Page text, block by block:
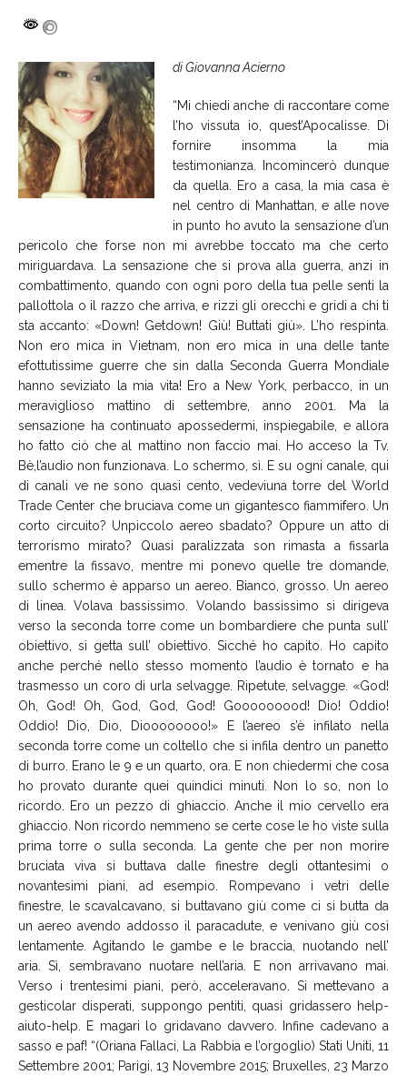
di Giovanna Acierno
“Mi chiedi anche di raccontare come
l’ho vissuta io, quest’Apocalisse. Di
fornire insomma la mia
testimonianza. Incomincerò dunque
da quella. Ero a casa, la mia casa è
nel centro di Manhattan, e alle nove
in punto ho avuto la sensazione d’un
pericolo che forse non mi avrebbe toccato ma che certo
miriguardava. La sensazione che si prova alla guerra, anzi in
combattimento, quando con ogni poro della tua pelle senti la
pallottola o il razzo che arriva, e rizzi gli orecchi e gridi a chi ti
sta accanto: «Down! Getdown! Giù! Buttati giù». L’ho respinta.
Non ero mica in Vietnam, non ero mica in una delle tante
efottutissime guerre che sin dalla Seconda Guerra Mondiale
hanno seviziato la mia vita! Ero a New York, perbacco, in un
meraviglioso mattino di settembre, anno 2001. Ma la
sensazione ha continuato apossedermi, inspiegabile, e allora
ho fatto ciò che al mattino non faccio mai. Ho acceso la Tv.
Bè,l’audio non funzionava. Lo schermo, sì. E su ogni canale, qui
di canali ve ne sono quasi cento, vedeviuna torre del World
Trade Center che bruciava come un gigantesco fiammifero. Un
corto circuito? Unpiccolo aereo sbadato? Oppure un atto di
terrorismo mirato? Quasi paralizzata son rimasta a fissarla
ementre la fissavo, mentre mi ponevo quelle tre domande,
sullo schermo è apparso un aereo. Bianco, grosso. Un aereo
di linea. Volava bassissimo. Volando bassissimo si dirigeva
verso la seconda torre come un bombardiere che punta sull’
obiettivo, si getta sull’ obiettivo. Sicché ho capito. Ho capito
anche perché nello stesso momento l’audio è tornato e ha
trasmesso un coro di urla selvagge. Ripetute, selvagge. «God!
Oh, God! Oh, God, God, God! Gooooooood! Dio! Oddio!
Oddio! Dio, Dio, Dioooooooo!» E l’aereo s’è infilato nella
seconda torre come un coltello che si infila dentro un panetto
di burro. Erano le 9 e un quarto, ora. E non chiedermi che cosa
ho provato durante quei quindici minuti. Non lo so, non lo
ricordo. Ero un pezzo di ghiaccio. Anche il mio cervello era
ghiaccio. Non ricordo nemmeno se certe cose le ho viste sulla
prima torre o sulla seconda. La gente che per non morire
bruciata viva si buttava dalle finestre degli ottantesimi o
novantesimi piani, ad esempio. Rompevano i vetri delle
finestre, le scavalcavano, si buttavano giù come ci si butta da
un aereo avendo addosso il paracadute, e venivano giù così
lentamente. Agitando le gambe e le braccia, nuotando nell’
aria. Sì, sembravano nuotare nell’aria. E non arrivavano mai.
Verso i trentesimi piani, però, acceleravano. Si mettevano a
gesticolar disperati, suppongo pentiti, quasi gridassero help-
aiuto-help. E magari lo gridavano davvero. Infine cadevano a
sasso e paf! “(Oriana Fallaci, La Rabbia e l’orgoglio) Stati Uniti, 11
Settembre 2001; Parigi, 13 Novembre 2015; Bruxelles, 23 Marzo